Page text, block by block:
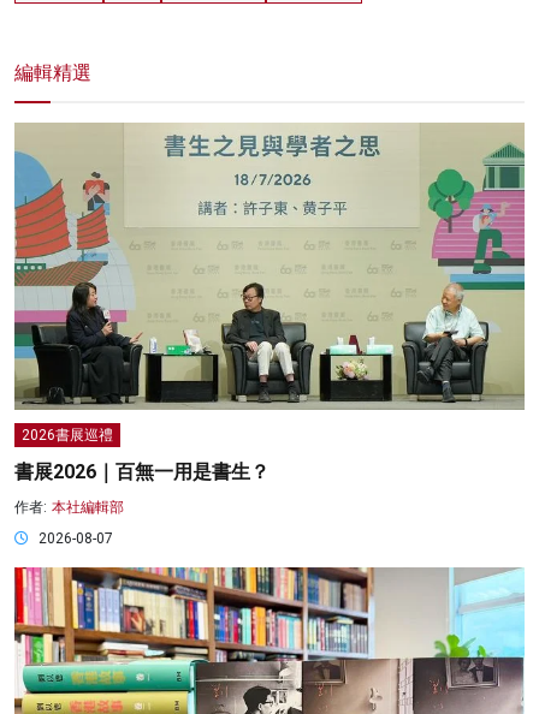
編輯精選
2026書展巡禮
書展2026｜百無一用是書生？
作者: 本社編輯部
2026-08-07